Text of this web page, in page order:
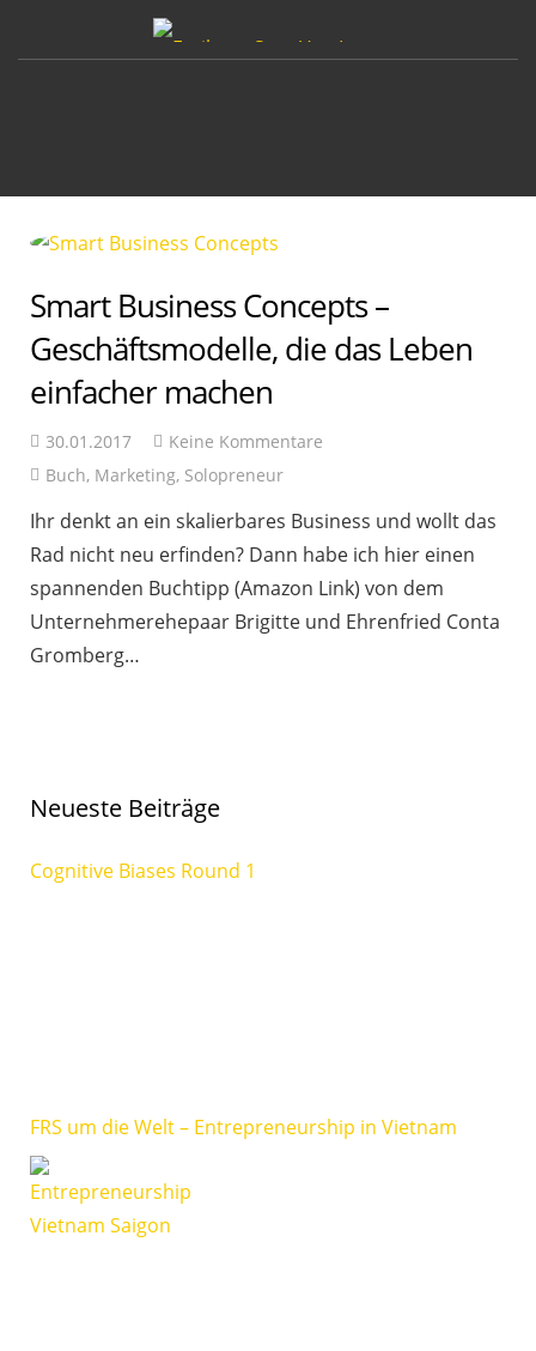
Smart Business Concepts –
Geschäftsmodelle, die das Leben
einfacher machen
30.01.2017
Keine Kommentare
Buch, Marketing, Solopreneur
Ihr denkt an ein skalierbares Business und wollt das
Rad nicht neu erfinden? Dann habe ich hier einen
spannenden Buchtipp (Amazon Link) von dem
Unternehmerehepaar Brigitte und Ehrenfried Conta
Gromberg…
Neueste Beiträge
Cognitive Biases Round 1
FRS um die Welt – Entrepreneurship in Vietnam